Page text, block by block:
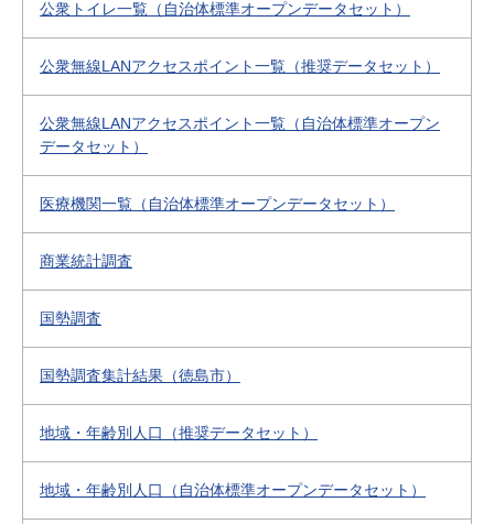
公衆トイレ一覧（自治体標準オープンデータセット）
公衆無線LANアクセスポイント一覧（推奨データセット）
公衆無線LANアクセスポイント一覧（自治体標準オープン
データセット）
医療機関一覧（自治体標準オープンデータセット）
商業統計調査
国勢調査
国勢調査集計結果（徳島市）
地域・年齢別人口（推奨データセット）
地域・年齢別人口（自治体標準オープンデータセット）